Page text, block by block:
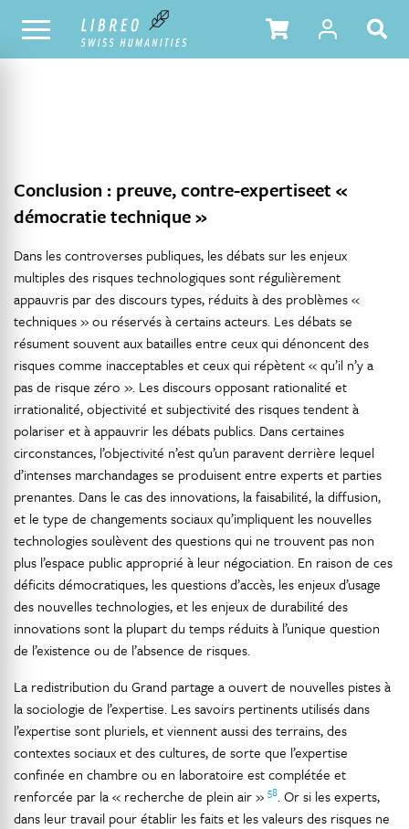
NOTRE CATALOGUE TABLE DES MATIÈRES
Conclusion : preuve, contre-expertiseet «
démocratie technique »
Dans les controverses publiques, les débats sur les enjeux
multiples des risques technologiques sont régulièrement
appauvris par des discours types, réduits à des problèmes «
techniques » ou réservés à certains acteurs. Les débats se
résument souvent aux batailles entre ceux qui dénoncent des
risques comme inacceptables et ceux qui répètent « qu’il n’y a
pas de risque zéro ». Les discours opposant rationalité et
irrationalité, objectivité et subjectivité des risques tendent à
polariser et à appauvrir les débats publics. Dans certaines
circonstances, l’objectivité n’est qu’un paravent derrière lequel
d’intenses marchandages se ­produisent entre experts et parties
prenantes. Dans le cas des ­innovations, la faisabilité, la diffusion,
et le type de changements sociaux qu’impliquent les nouvelles
technologies soulèvent des questions qui ne trouvent pas non
plus l’espace public approprié à leur négociation. En raison de ces
déficits démocratiques, les questions d’accès, les enjeux d’usage
des nouvelles technologies, et les enjeux de durabilité des
innovations sont la plupart du temps réduits à l’unique question
de l’existence ou de ­l’absence de risques.
La redistribution du Grand partage a ouvert de nouvelles pistes à
la sociologie de l’expertise. Les savoirs pertinents utilisés dans
l’expertise sont pluriels, et viennent aussi des terrains, des
contextes sociaux et des cultures, de sorte que l’expertise
confinée en chambre ou en laboratoire est complétée et
renforcée par la « recherche de plein air » 58. Or si les experts,
dans leur travail pour établir les faits et les valeurs des risques ne